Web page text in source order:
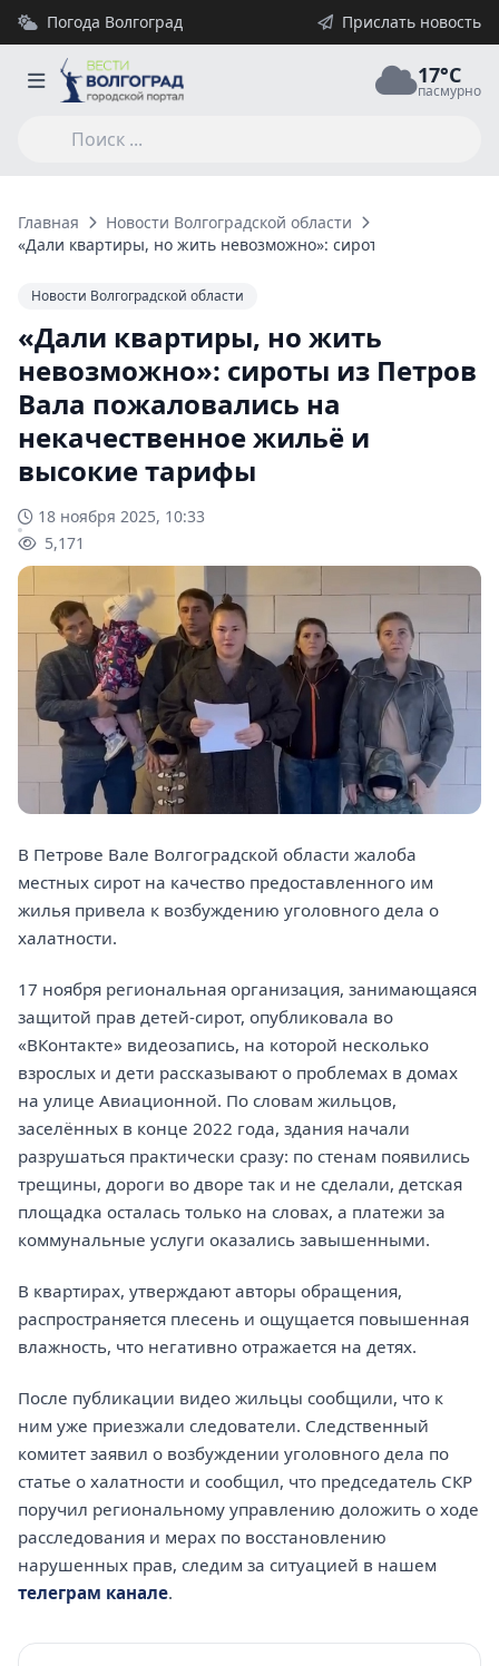
Погода Волгоград Прислать новость
17°C
пасмурно
Главная
Новости Волгоградской области
«Дали квартиры, но жить невозможно»: сироты из Петров
Новости Волгоградской области
«Дали квартиры, но жить
невозможно»: сироты из Петров
Вала пожаловались на
некачественное жильё и
высокие тарифы
18 ноября 2025, 10:33
5,171
В Петрове Вале Волгоградской области жалоба
местных сирот на качество предоставленного им
жилья привела к возбуждению уголовного дела о
халатности.
17 ноября региональная организация, занимающаяся
защитой прав детей-сирот, опубликовала во
«ВКонтакте» видеозапись, на которой несколько
взрослых и дети рассказывают о проблемах в домах
на улице Авиационной. По словам жильцов,
заселённых в конце 2022 года, здания начали
разрушаться практически сразу: по стенам появились
трещины, дороги во дворе так и не сделали, детская
площадка осталась только на словах, а платежи за
коммунальные услуги оказались завышенными.
В квартирах, утверждают авторы обращения,
распространяется плесень и ощущается повышенная
влажность, что негативно отражается на детях.
После публикации видео жильцы сообщили, что к
ним уже приезжали следователи. Следственный
комитет заявил о возбуждении уголовного дела по
статье о халатности и сообщил, что председатель СКР
поручил региональному управлению доложить о ходе
расследования и мерах по восстановлению
нарушенных прав, следим за ситуацией в нашем
телеграм канале.